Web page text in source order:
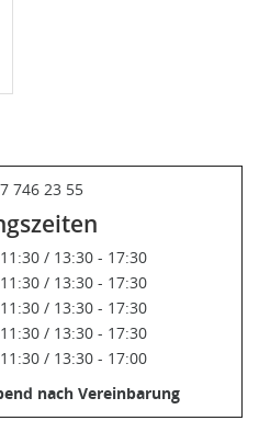
746 23 55
/ 13:30 - 17:30
/ 13:30 - 17:30
/ 13:30 - 17:30
/ 13:30 - 17:30
/ 13:30 - 17:00
nach Vereinbarung